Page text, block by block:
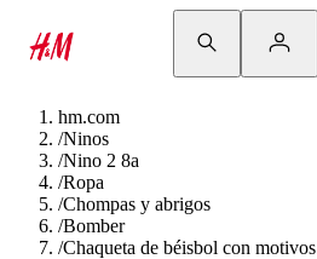
hm.com
/Ninos
/Nino 2 8a
/Ropa
/Chompas y abrigos
/Bomber
/Chaqueta de béisbol con motivos